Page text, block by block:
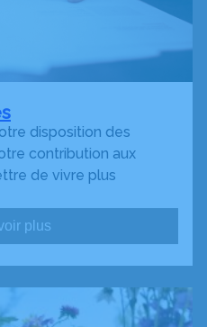
disposition des
contribution aux
de vivre plus
plus